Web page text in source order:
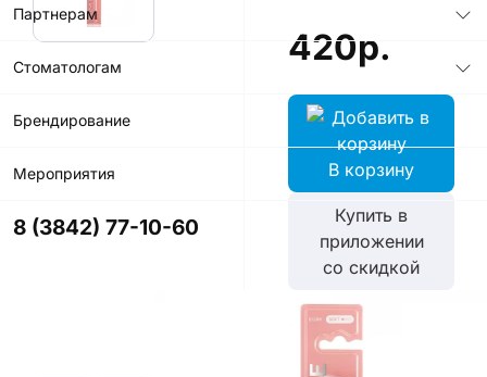
Партнерам
Стоматологам
Брендирование
Мероприятия
8 (3842) 77-10-60
420р.
В корзину
Купить в
приложении
со скидкой
Цвет